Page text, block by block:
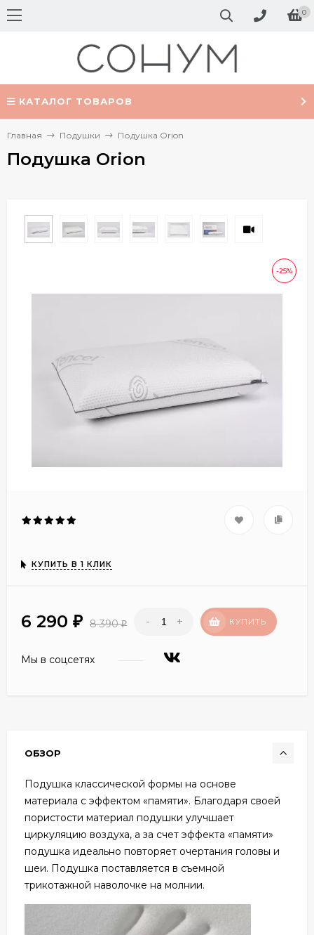
0
КАТАЛОГ ТОВАРОВ
Главная Подушки Подушка Orion
Подушка Orion
-25%
КУПИТЬ В 1 КЛИК
6 290 ₽ 8 390₽ - + КУПИТЬ
Мы в соцсетях
ОБЗОР
Подушка классической формы на основе
материала с эффектом «памяти». Благодаря своей
пористости материал подушки улучшает
циркуляцию воздуха, а за счет эффекта «памяти»
подушка идеально повторяет очертания головы и
шеи. Подушка поставляется в съемной
трикотажной наволочке на молнии.